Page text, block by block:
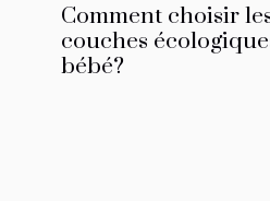
Comment choisir
couches
bébé?